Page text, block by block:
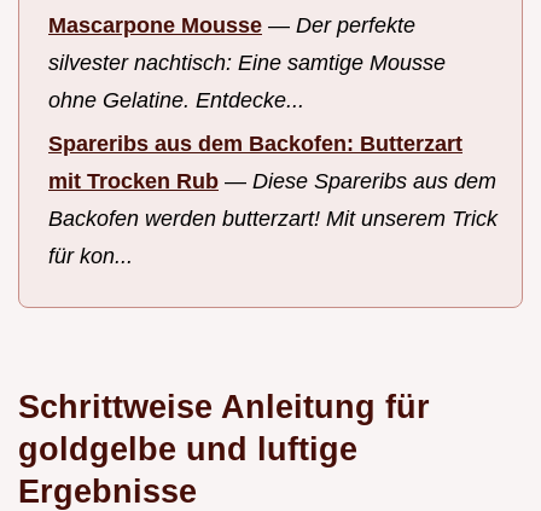
Mascarpone Mousse — Der perfekte
silvester nachtisch: Eine samtige Mousse
ohne Gelatine. Entdecke...
Spareribs aus dem Backofen: Butterzart
mit Trocken Rub — Diese Spareribs aus dem
Backofen werden butterzart! Mit unserem Trick
für kon...
Schrittweise Anleitung für
goldgelbe und luftige
Ergebnisse